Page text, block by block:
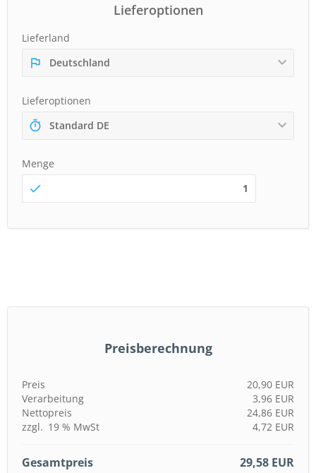
Lieferoptionen
Lieferland
Deutschland
Lieferoptionen
Standard DE
Menge
Preisberechnung
Preis
20,90 EUR
Verarbeitung
3,96 EUR
Nettopreis
24,86 EUR
zzgl. 19 % MwSt 4,72 EUR
Gesamtpreis 29,58 EUR